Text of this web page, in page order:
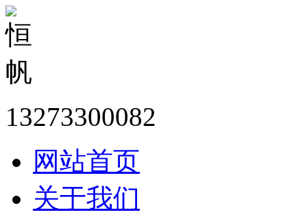
13273300082
网站首页
关于我们